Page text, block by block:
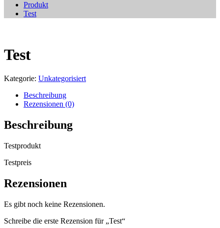
Produkt
Test
Test
Kategorie: Unkategorisiert
Beschreibung
Rezensionen (0)
Beschreibung
Testprodukt
Testpreis
Rezensionen
Es gibt noch keine Rezensionen.
Schreibe die erste Rezension für „Test“